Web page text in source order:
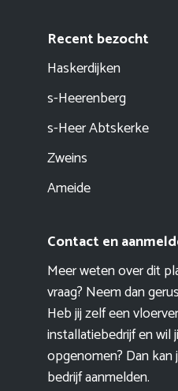
Recent bezocht
Haskerdijken
s-Heerenberg
s-Heer Abtskerke
Zweins
Ameide
Contact en
Meer weten over dit
vraag? Neem dan
Heb jij zelf een
installatiebedrijf en wil
opgenomen? Dan
bedrijf aanmelden.